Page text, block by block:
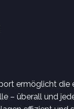
ermöglicht die
– überall und